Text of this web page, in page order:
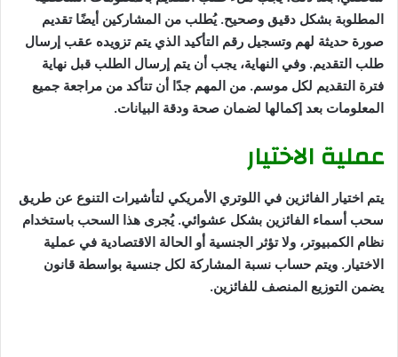
المطلوبة بشكل دقيق وصحيح. يُطلب من المشاركين أيضًا تقديم
صورة حديثة لهم وتسجيل رقم التأكيد الذي يتم تزويده عقب إرسال
طلب التقديم. وفي النهاية، يجب أن يتم إرسال الطلب قبل نهاية
فترة التقديم لكل موسم. من المهم جدًا أن تتأكد من مراجعة جميع
المعلومات بعد إكمالها لضمان صحة ودقة البيانات.
عملية الاختيار
يتم اختيار الفائزين في اللوتري الأمريكي لتأشيرات التنوع عن طريق
سحب أسماء الفائزين بشكل عشوائي. يُجرى هذا السحب باستخدام
نظام الكمبيوتر، ولا تؤثر الجنسية أو الحالة الاقتصادية في عملية
الاختيار. ويتم حساب نسبة المشاركة لكل جنسية بواسطة قانون
يضمن التوزيع المنصف للفائزين.